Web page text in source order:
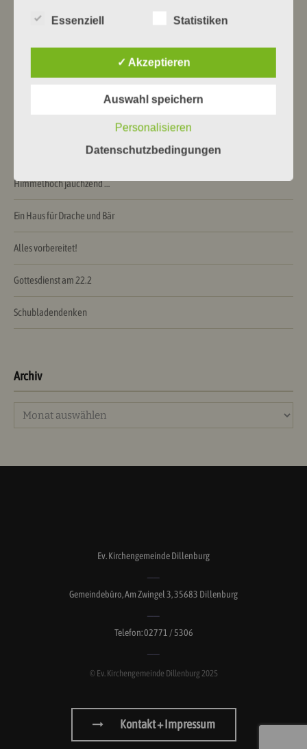
Beitragsnavigation
Chorleiterschule: Neuer Kurs ab
Neuer Kindertreff · ab 23.8.
Himmelhoch jauchzend …
Ein Haus für Drache und Bär
Alles vorbereitet!
Gottesdienst am 22.2
Schubladendenken
Archiv
Archiv
Ev. Kirchengemeinde Dillenburg
Gemeindebüro, Am Zwingel 3, 35683 Dillenburg
Telefon: 02771 / 5306
© Ev. Kirchengemeinde Dillenburg 2025
Kontakt + Impressum
Essenziell Statistiken
✓ Akzeptieren
Auswahl speichern
Personalisieren
Datenschutzbedingungen